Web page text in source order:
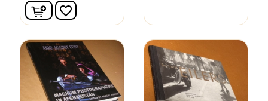
In winkelwagen
favorite_border